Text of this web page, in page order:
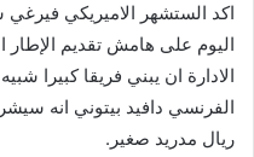
اكد الستشهر الاميريكي
اليوم على هامش تقديم الإطار
الادارة ان يبني فريقا كبيرا
الفرنسي دافيد بيتوني انه
ريال مدريد صغير.